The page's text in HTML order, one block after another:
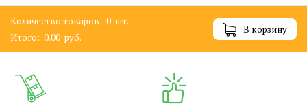
Количество товаров: 0 шт.
Итого: 0.00 руб.
В корзину